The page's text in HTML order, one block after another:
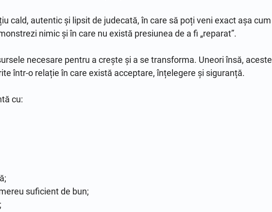
cald, autentic și lipsit de judecată, în care să poți veni exact așa cum
nimic și în care nu există presiunea de a fi „reparat”.
necesare pentru a crește și a se transforma. Uneori însă, aceste
într-o relație în care există acceptare, înțelegere și siguranță.
cu:
suficient de bun;